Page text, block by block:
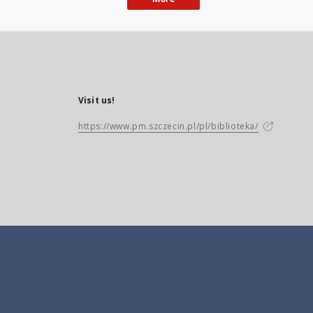
Visit us!
https://www.pm.szczecin.pl/pl/biblioteka/